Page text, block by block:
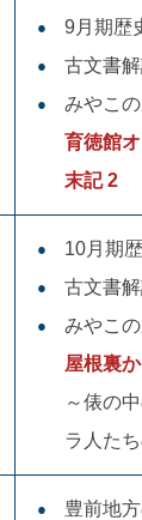
9月期歴
古文書
みやこ
育徳館
末記 2
10月期
古文書
みやこ
屋根裏
～俵の
ラ人た
豊前地